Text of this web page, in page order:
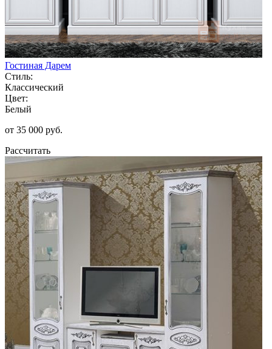
Гостиная Дарем
Стиль:
Классический
Цвет:
Белый
от 35 000 руб.
Рассчитать